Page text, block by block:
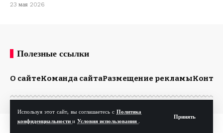
Используя этот сайт, вы соглашаетесь с Политика
конфиденциальности и Условия использования .
Принять
23 мая 2026
Полезные ссылки
О сайтеКоманда сайтаРазмещение рекламы
© Kp.md. Все права защищены.